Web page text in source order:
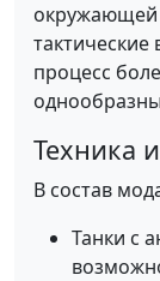
окружающей
процесс
Техника
В состав
Танки с